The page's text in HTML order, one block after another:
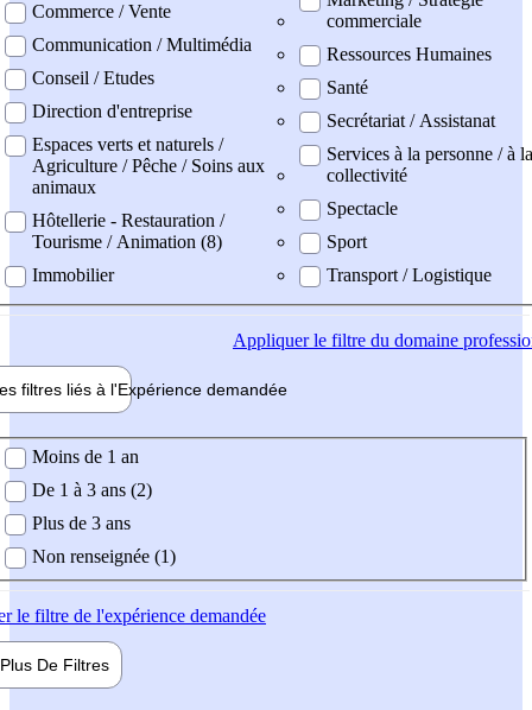
Commerce / Vente
Communication / Multimédia
Conseil / Etudes
Direction d'entreprise
Espaces verts et naturels /
Agriculture / Pêche / Soins aux
animaux
Hôtellerie - Restauration /
Tourisme / Animation (8)
Immobilier
commerciale
Ressources Humaines
Santé
Secrétariat / Assistanat
Services à la personne / à la
collectivité
Spectacle
Sport
Transport / Logistique
Appliquerle filtre du domaine
filtres liés à l'Expérience demandée
demandée
Moins de 1 an
De 1 à 3 ans (2)
Plus de 3 ans
Non renseignée (1)
le filtre de l'expérience demandée
Plus De Filtres